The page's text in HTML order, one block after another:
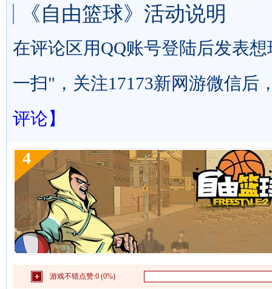
《自由篮球》活动说明
在评论区用QQ账号登陆后发表
一扫"，关注17173新网游微信后
评论】
4
游戏不错点赞:0 (0%)